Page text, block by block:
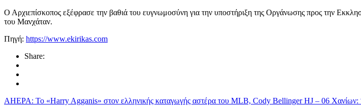
Ο Αρχιεπίσκοπος εξέφρασε την βαθιά του ευγνωμοσύνη για την υποστήριξη της Οργάνωσης προς την
του Μανχάταν.
Πηγή: https://www.ekirikas.com
Share:
AHEPA: Το «Harry Agganis» στον ελληνικής καταγωγής αστέρα του MLB, Cody BellingerΗJ – 06 Χανίων: